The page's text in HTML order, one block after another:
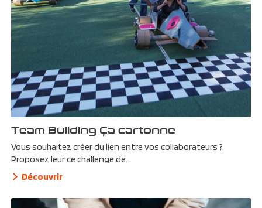
Team Building Ça cartonne
Vous souhaitez créer du lien entre vos collaborateurs ?
Proposez leur ce challenge de...
Découvrir